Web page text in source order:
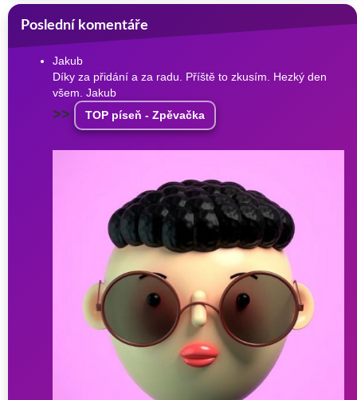
Poslední komentáře
Jakub
Díky za přidání a za radu. Příště to zkusím. Hezký den
všem. Jakub
>> TOP píseň - Zpěvačka